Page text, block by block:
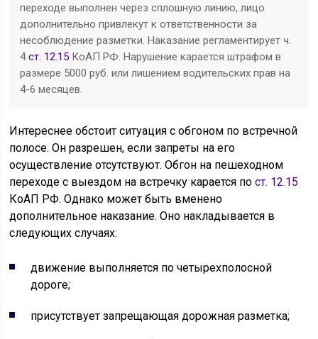
переходе выполнен через сплошную линию, лицо
дополнительно привлекут к ответственности за
несоблюдение разметки. Наказание регламентирует ч.
4ст. 12.15 КоАП РФ. Нарушение карается штрафом в
размере 5000 руб. или лишением водительских прав на
4-6 месяцев.
Интереснее обстоит ситуация с обгоном по встречной
полосе. Он разрешен, если запреты на его
осуществление отсутствуют. Обгон на пешеходном
переходе с выездом на встречку карается пост. 12.15
КоАП РФ. Однако может быть вменено
дополнительное наказание. Оно накладывается в
следующих случаях:
движение выполняется по четырехполосной
дороге;
присутствует запрещающая дорожная разметка;